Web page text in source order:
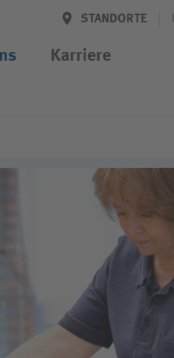
STANDORTE
Karriere